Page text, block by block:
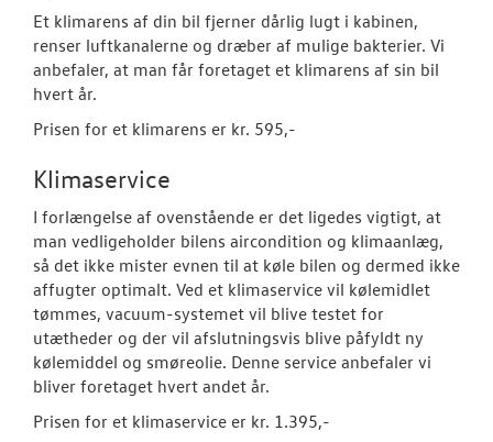
Hente/
Synstjek
Klimarens
Volkswagen
Et klimarens af din bil fjerner dårlig lugt i kabinen,
renser luftkanalerne og dræber af mulige bakterier. Vi
anbefaler, at man får foretaget et klimarens af sin bil
hvert år.
Prisen for et klimarens er kr. 595,-
Klimaservice
I forlængelse af ovenstående er det ligedes vigtigt, at
man vedligeholder bilens aircondition og klimaanlæg,
så det ikke mister evnen til at køle bilen og dermed ikke
affugter optimalt. Ved et klimaservice vil kølemidlet
tømmes, vacuum-systemet vil blive testet for
utætheder og der vil afslutningsvis blive påfyldt ny
kølemiddel og smøreolie. Denne service anbefaler vi
bliver foretaget hvert andet år.
Prisen for et klimaservice er kr. 1.395,-